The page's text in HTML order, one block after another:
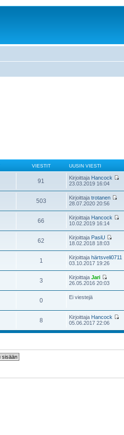
VIESTIT UUSIN VIESTI
91 Kirjoittaja Hancock
23.03.2019 16:04
503 Kirjoittajatrotanen
28.07.2020 20:56
66 Kirjoittaja Hancock
10.02.2019 16:14
62 Kirjoittaja PasiU
18.02.2018 18:03
1 Kirjoittajahärtsveli0711
03.10.2017 19:26
3 KirjoittajaJari
26.05.2016 20:03
0 Ei viestejä
8 Kirjoittaja Hancock
05.06.2017 22:06